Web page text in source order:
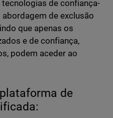
de confiança-
de exclusão
que apenas os
e de confiança,
podem aceder ao
de